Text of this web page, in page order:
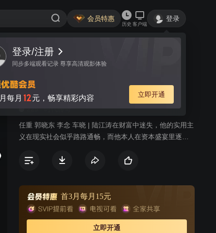
会员特惠
历史 客户端
登录
登录/注册
同步多端观看记录 尊享高清观影体验
月每月 12元，畅享精彩内容 立即开通
视频 讨论
激荡 DVD版
时代传奇
任重 郭晓东 李念 车晓 | 陆江涛在财富中迷失，他的实用主
义在现实社会似乎路路通畅，而他本人在资本盛宴里逐渐
在的残酷商场创业过程中，几度被陆江涛所用，财富没有
富的争斗中有退有进，貌似吃亏主动放弃，却成为最终的
赢家。而陆江涛在痛失亲情后终于悔悟，在兄妹的帮助下
同心协力，度过企业难关，也最终找回了失去的幸福。
首3月每月15元
立即开通